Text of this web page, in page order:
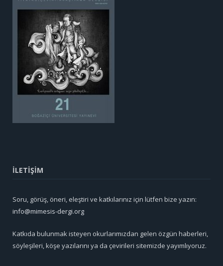
İLETİŞİM
Soru, görüş, öneri, eleştiri ve katkılarınız için lütfen bize yazın:
info@mimesis-dergi.org
Katkıda bulunmak isteyen okurlarımızdan gelen özgün haberleri,
söyleşileri, köşe yazılarını ya da çevirileri sitemizde yayımlıyoruz.